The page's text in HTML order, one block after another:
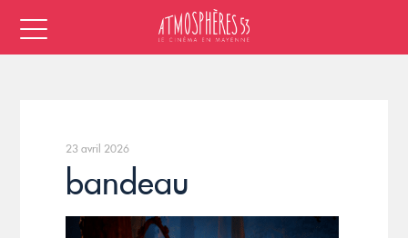
23 avril 2026
bandeau